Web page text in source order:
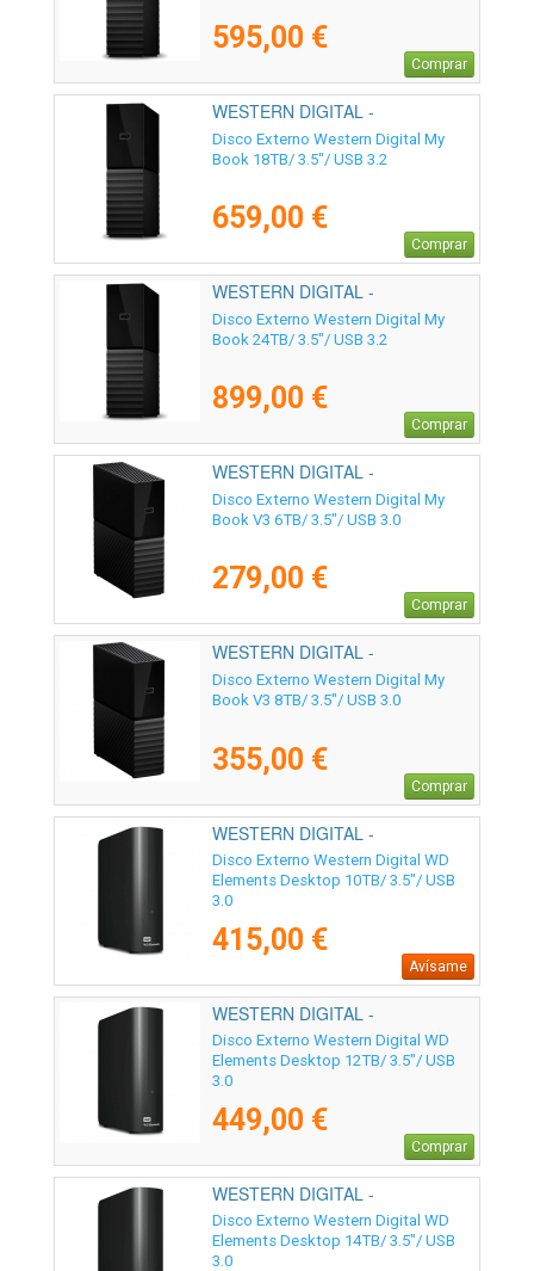
595,00 €
Comprar
WESTERN DIGITAL -
WDBBGB0180HBK-EESN
Disco Externo Western Digital My
Book 18TB/ 3.5"/ USB 3.2
659,00 €
Comprar
WESTERN DIGITAL -
WDBBGB0240HBK-EESN
Disco Externo Western Digital My
Book 24TB/ 3.5"/ USB 3.2
899,00 €
Comprar
WESTERN DIGITAL -
WDBBGB0060HBK-EESN
Disco Externo Western Digital My
Book V3 6TB/ 3.5"/ USB 3.0
279,00 €
Comprar
WESTERN DIGITAL -
WDBBGB0080HBK-EESN
Disco Externo Western Digital My
Book V3 8TB/ 3.5"/ USB 3.0
355,00 €
Comprar
WESTERN DIGITAL -
WDBWLG0100HBK-EESN
Disco Externo Western Digital WD
Elements Desktop 10TB/ 3.5"/ USB
3.0
415,00 €
Avísame
WESTERN DIGITAL -
WDBWLG0120HBK-EESN
Disco Externo Western Digital WD
Elements Desktop 12TB/ 3.5"/ USB
3.0
449,00 €
Comprar
WESTERN DIGITAL -
WDBWLG0140HBK-EESN
Disco Externo Western Digital WD
Elements Desktop 14TB/ 3.5"/ USB
3.0